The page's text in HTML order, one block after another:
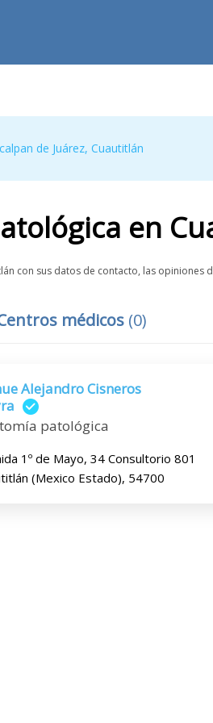
de Juárez,Cuautitlán
en
con sus datos de contacto, las
médicos (0)
Alejandro Cisneros
patológica
1º de Mayo, 34 Consultorio 801
(Mexico Estado), 54700